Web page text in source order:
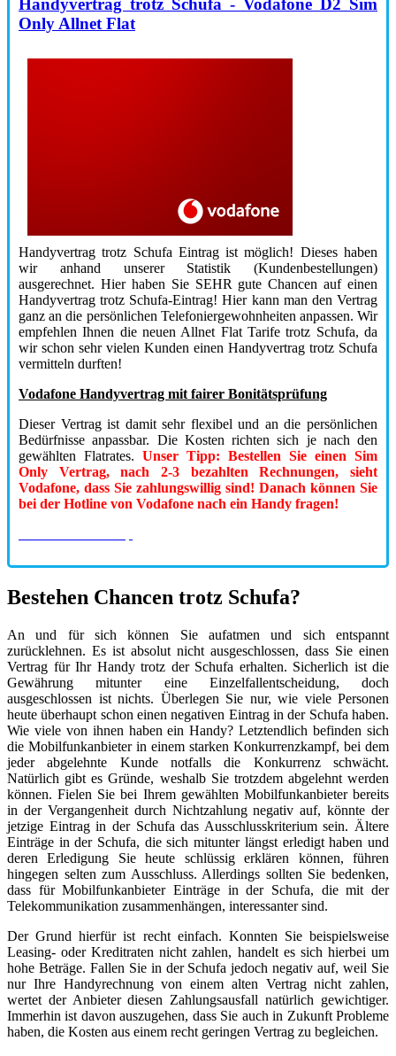
Only Allnet Flat
Handyvertrag trotz Schufa Eintrag ist möglich! Dieses haben
wir anhand unserer Statistik (Kundenbestellungen)
ausgerechnet. Hier haben Sie SEHR gute Chancen auf einen
Handyvertrag trotz Schufa-Eintrag! Hier kann man den Vertrag
ganz an die persönlichen Telefoniergewohnheiten anpassen. Wir
empfehlen Ihnen die neuen Allnet Flat Tarife trotz Schufa, da
wir schon sehr vielen Kunden einen Handyvertrag trotz Schufa
vermitteln durften!
Vodafone Handyvertrag mit fairer Bonitätsprüfung
Dieser Vertrag ist damit sehr flexibel und an die persönlichen
Bedürfnisse anpassbar. Die Kosten richten sich je nach den
gewählten Flatrates. Unser Tipp: Bestellen Sie einen Sim
Only Vertrag, nach 2-3 bezahlten Rechnungen, sieht
Vodafone, dass Sie zahlungswillig sind! Danach können Sie
bei der Hotline von Vodafone nach ein Handy fragen!
Bestehen Chancen trotz Schufa?
An und für sich können Sie aufatmen und sich entspannt
zurücklehnen. Es ist absolut nicht ausgeschlossen, dass Sie einen
Vertrag für Ihr Handy trotz der Schufa erhalten. Sicherlich ist die
Gewährung mitunter eine Einzelfallentscheidung, doch
ausgeschlossen ist nichts. Überlegen Sie nur, wie viele Personen
heute überhaupt schon einen negativen Eintrag in der Schufa haben.
Wie viele von ihnen haben ein Handy? Letztendlich befinden sich
die Mobilfunkanbieter in einem starken Konkurrenzkampf, bei dem
jeder abgelehnte Kunde notfalls die Konkurrenz schwächt.
Natürlich gibt es Gründe, weshalb Sie trotzdem abgelehnt werden
können. Fielen Sie bei Ihrem gewählten Mobilfunkanbieter bereits
in der Vergangenheit durch Nichtzahlung negativ auf, könnte der
jetzige Eintrag in der Schufa das Ausschlusskriterium sein. Ältere
Einträge in der Schufa, die sich mitunter längst erledigt haben und
deren Erledigung Sie heute schlüssig erklären können, führen
hingegen selten zum Ausschluss. Allerdings sollten Sie bedenken,
dass für Mobilfunkanbieter Einträge in der Schufa, die mit der
Telekommunikation zusammenhängen, interessanter sind.
Der Grund hierfür ist recht einfach. Konnten Sie beispielsweise
Leasing- oder Kreditraten nicht zahlen, handelt es sich hierbei um
hohe Beträge. Fallen Sie in der Schufa jedoch negativ auf, weil Sie
nur Ihre Handyrechnung von einem alten Vertrag nicht zahlen,
wertet der Anbieter diesen Zahlungsausfall natürlich gewichtiger.
Immerhin ist davon auszugehen, dass Sie auch in Zukunft Probleme
haben, die Kosten aus einem recht geringen Vertrag zu begleichen.